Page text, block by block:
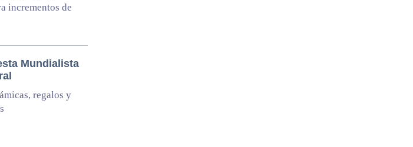
incrementos de
Mundialista
regalos y